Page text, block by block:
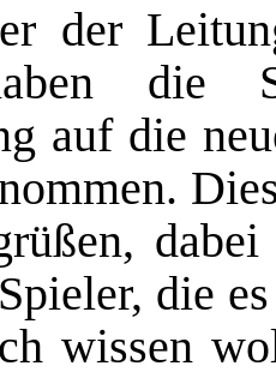
der
die
auf die
die
wissen